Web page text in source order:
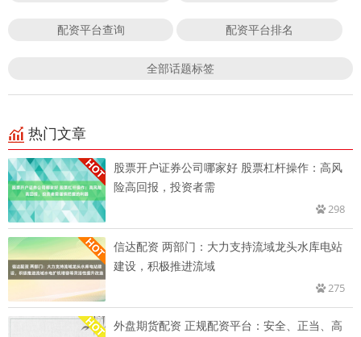
配资平台查询 配资平台排名
全部话题标签
热门文章
股票开户证券公司哪家好 股票杠杆操作：高风
险高回报，投资者需
298
信达配资 两部门：大力支持流域龙头水库电站
建设，积极推进流域
275
外盘期货配资 正规配资平台：安全、正当、高